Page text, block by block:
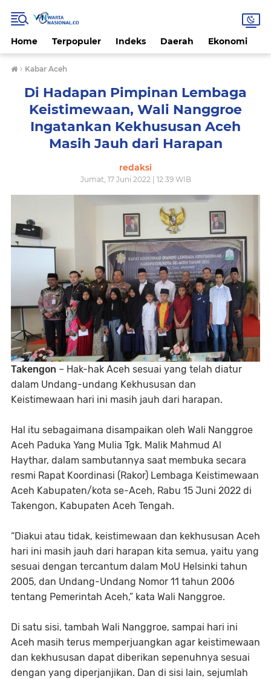
Home Terpopuler Indeks Daerah Ekonomi
› Kabar Aceh
Di Hadapan Pimpinan Lembaga
Keistimewaan, Wali Nanggroe
Ingatankan Kekhususan Aceh
Masih Jauh dari Harapan
redaksi
Jumat, 17 Juni 2022 | 12.39 WIB
Takengon – Hak-hak Aceh sesuai yang telah diatur
dalam Undang-undang Kekhususan dan
Keistimewaan hari ini masih jauh dari harapan.
Hal itu sebagaimana disampaikan oleh Wali Nanggroe
Aceh Paduka Yang Mulia Tgk. Malik Mahmud Al
Haythar, dalam sambutannya saat membuka secara
resmi Rapat Koordinasi (Rakor) Lembaga Keistimewaan
Aceh Kabupaten/kota se-Aceh, Rabu 15 Juni 2022 di
Takengon, Kabupaten Aceh Tengah.
“Diakui atau tidak, keistimewaan dan kekhususan Aceh
hari ini masih jauh dari harapan kita semua, yaitu yang
sesuai dengan tercantum dalam MoU Helsinki tahun
2005, dan Undang-Undang Nomor 11 tahun 2006
tentang Pemerintah Aceh,” kata Wali Nanggroe.
Di satu sisi, tambah Wali Nanggroe, sampai hari ini
Aceh masih terus memperjuangkan agar keistimewaan
dan kekhususan dapat diberikan sepenuhnya sesuai
dengan yang diperjanjikan. Dan di sisi lain, sejumlah